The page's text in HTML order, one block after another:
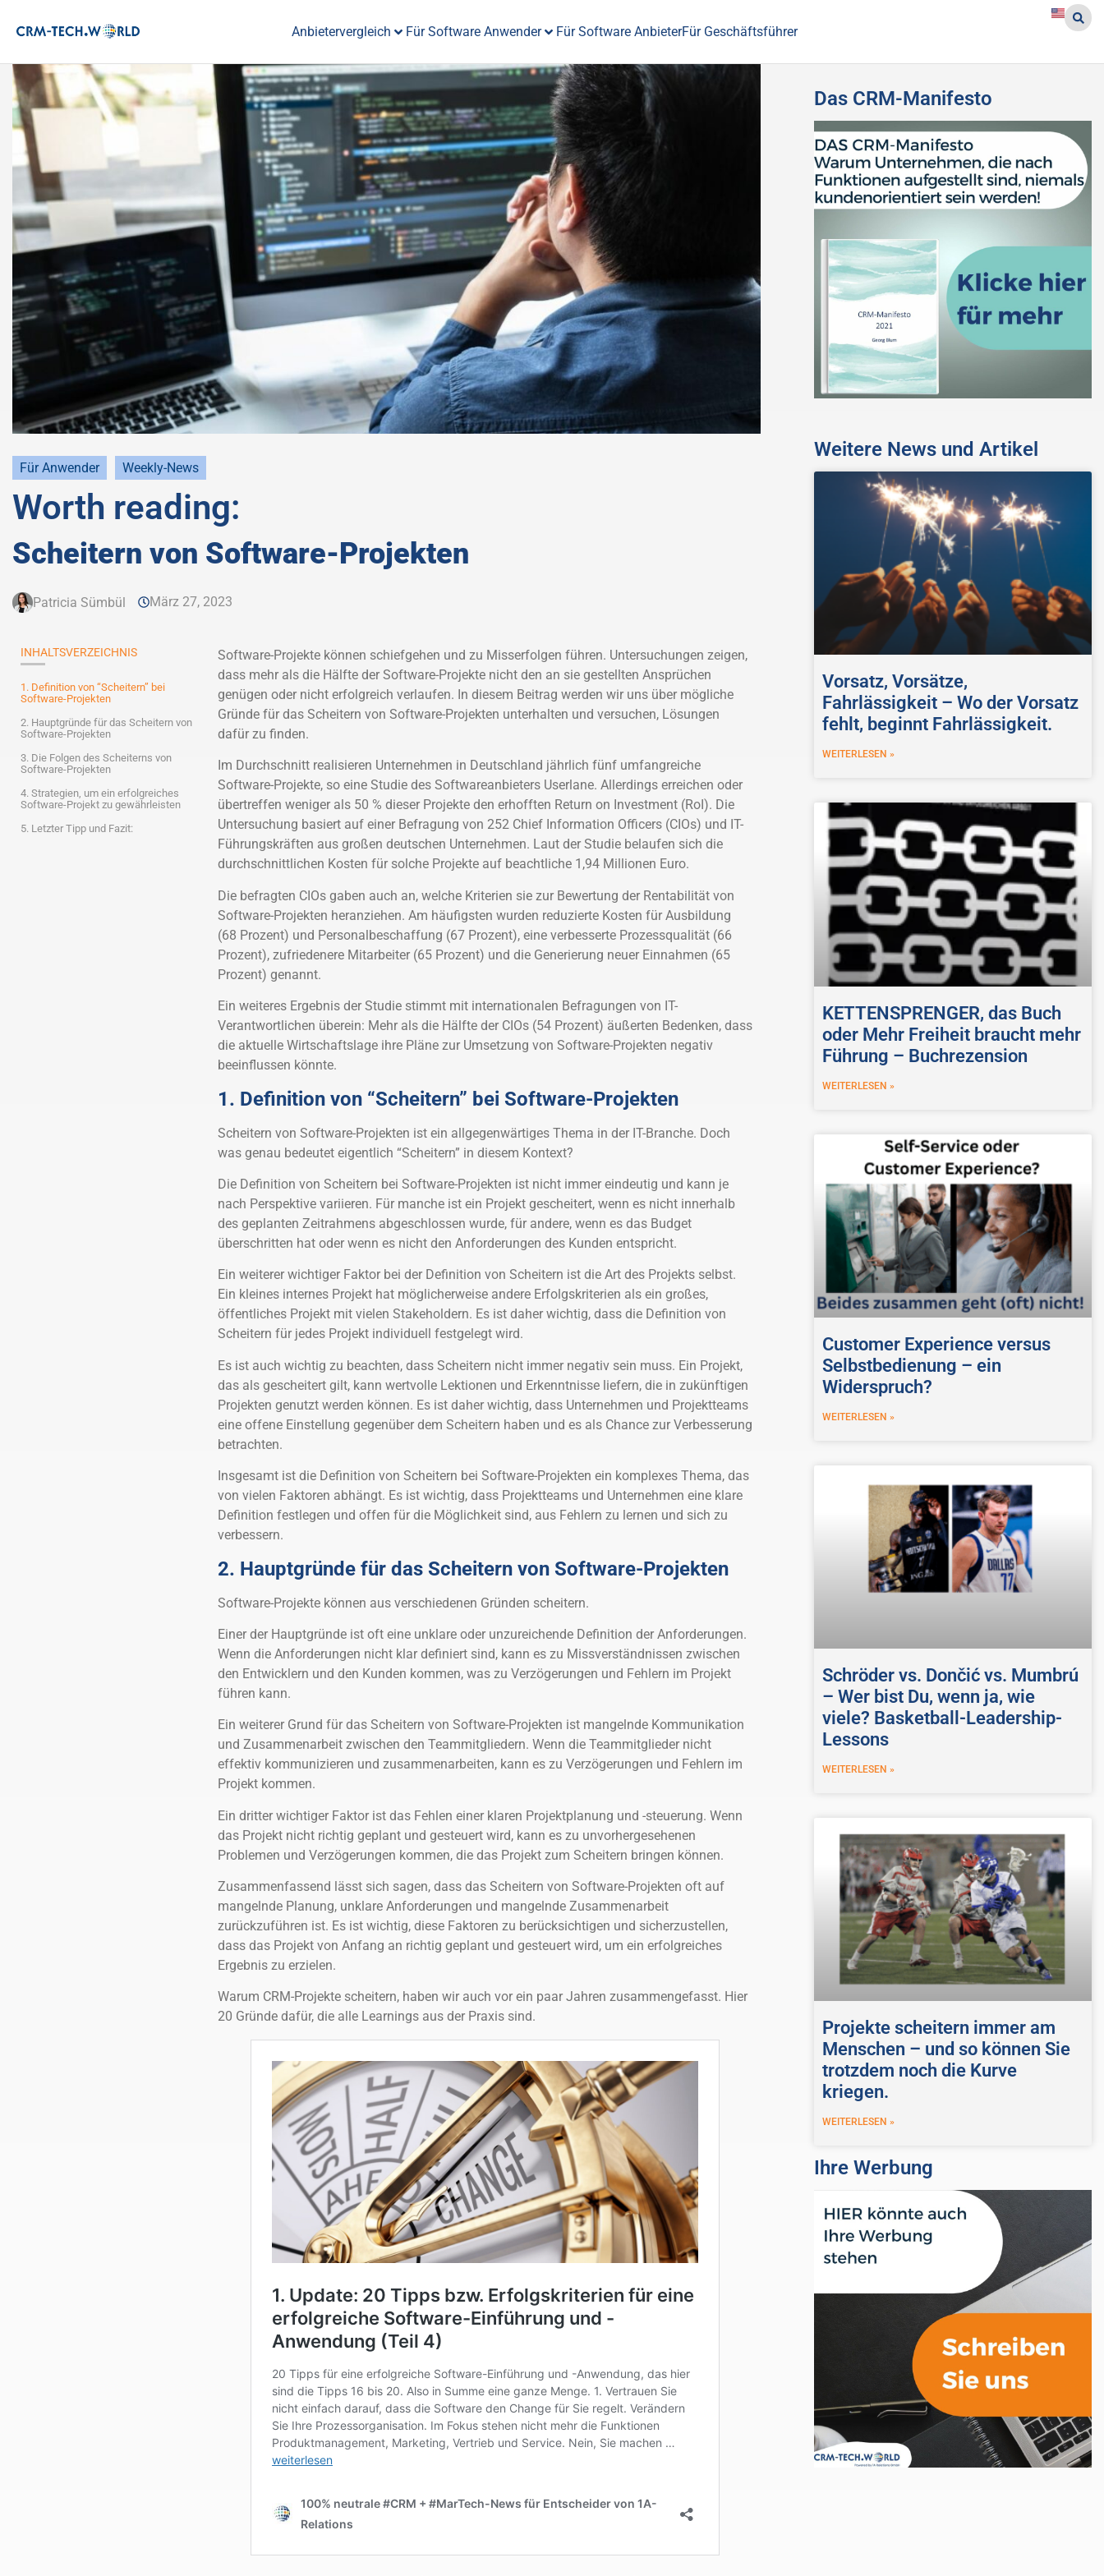
Anbietervergleich Für Software Anwender Für Software AnbieterFür Geschäftsführer
Für Anwender Weekly-News
Worth reading:
Scheitern von Software-Projekten
Patricia Sümbül März 27, 2023
INHALTSVERZEICHNIS
1. Definition von “Scheitern” bei
Software-Projekten
2. Hauptgründe für das Scheitern von
Software-Projekten
3. Die Folgen des Scheiterns von
Software-Projekten
4. Strategien, um ein erfolgreiches
Software-Projekt zu gewährleisten
5. Letzter Tipp und Fazit:
Software-Projekte können schiefgehen und zu Misserfolgen führen. Untersuchungen zeigen,
dass mehr als die Hälfte der Software-Projekte nicht den an sie gestellten Ansprüchen
genügen oder nicht erfolgreich verlaufen. In diesem Beitrag werden wir uns über mögliche
Gründe für das Scheitern von Software-Projekten unterhalten und versuchen, Lösungen
dafür zu finden.
Im Durchschnitt realisieren Unternehmen in Deutschland jährlich fünf umfangreiche
Software-Projekte, so eine Studie des Softwareanbieters Userlane. Allerdings erreichen oder
übertreffen weniger als 50 % dieser Projekte den erhofften Return on Investment (RoI). Die
Untersuchung basiert auf einer Befragung von 252 Chief Information Officers (CIOs) und IT-
Führungskräften aus großen deutschen Unternehmen. Laut der Studie belaufen sich die
durchschnittlichen Kosten für solche Projekte auf beachtliche 1,94 Millionen Euro.
Die befragten CIOs gaben auch an, welche Kriterien sie zur Bewertung der Rentabilität von
Software-Projekten heranziehen. Am häufigsten wurden reduzierte Kosten für Ausbildung
(68 Prozent) und Personalbeschaffung (67 Prozent), eine verbesserte Prozessqualität (66
Prozent), zufriedenere Mitarbeiter (65 Prozent) und die Generierung neuer Einnahmen (65
Prozent) genannt.
Ein weiteres Ergebnis der Studie stimmt mit internationalen Befragungen von IT-
Verantwortlichen überein: Mehr als die Hälfte der CIOs (54 Prozent) äußerten Bedenken, dass
die aktuelle Wirtschaftslage ihre Pläne zur Umsetzung von Software-Projekten negativ
beeinflussen könnte.
1. Definition von “Scheitern” bei Software-Projekten
Scheitern von Software-Projekten ist ein allgegenwärtiges Thema in der IT-Branche. Doch
was genau bedeutet eigentlich “Scheitern” in diesem Kontext?
Die Definition von Scheitern bei Software-Projekten ist nicht immer eindeutig und kann je
nach Perspektive variieren. Für manche ist ein Projekt gescheitert, wenn es nicht innerhalb
des geplanten Zeitrahmens abgeschlossen wurde, für andere, wenn es das Budget
überschritten hat oder wenn es nicht den Anforderungen des Kunden entspricht.
Ein weiterer wichtiger Faktor bei der Definition von Scheitern ist die Art des Projekts selbst.
Ein kleines internes Projekt hat möglicherweise andere Erfolgskriterien als ein großes,
öffentliches Projekt mit vielen Stakeholdern. Es ist daher wichtig, dass die Definition von
Scheitern für jedes Projekt individuell festgelegt wird.
Es ist auch wichtig zu beachten, dass Scheitern nicht immer negativ sein muss. Ein Projekt,
das als gescheitert gilt, kann wertvolle Lektionen und Erkenntnisse liefern, die in zukünftigen
Projekten genutzt werden können. Es ist daher wichtig, dass Unternehmen und Projektteams
eine offene Einstellung gegenüber dem Scheitern haben und es als Chance zur Verbesserung
betrachten.
Insgesamt ist die Definition von Scheitern bei Software-Projekten ein komplexes Thema, das
von vielen Faktoren abhängt. Es ist wichtig, dass Projektteams und Unternehmen eine klare
Definition festlegen und offen für die Möglichkeit sind, aus Fehlern zu lernen und sich zu
verbessern.
2. Hauptgründe für das Scheitern von Software-Projekten
Software-Projekte können aus verschiedenen Gründen scheitern.
Einer der Hauptgründe ist oft eine unklare oder unzureichende Definition der Anforderungen.
Wenn die Anforderungen nicht klar definiert sind, kann es zu Missverständnissen zwischen
den Entwicklern und den Kunden kommen, was zu Verzögerungen und Fehlern im Projekt
führen kann.
Ein weiterer Grund für das Scheitern von Software-Projekten ist mangelnde Kommunikation
und Zusammenarbeit zwischen den Teammitgliedern. Wenn die Teammitglieder nicht
effektiv kommunizieren und zusammenarbeiten, kann es zu Verzögerungen und Fehlern im
Projekt kommen.
Ein dritter wichtiger Faktor ist das Fehlen einer klaren Projektplanung und -steuerung. Wenn
das Projekt nicht richtig geplant und gesteuert wird, kann es zu unvorhergesehenen
Problemen und Verzögerungen kommen, die das Projekt zum Scheitern bringen können.
Zusammenfassend lässt sich sagen, dass das Scheitern von Software-Projekten oft auf
mangelnde Planung, unklare Anforderungen und mangelnde Zusammenarbeit
zurückzuführen ist. Es ist wichtig, diese Faktoren zu berücksichtigen und sicherzustellen,
dass das Projekt von Anfang an richtig geplant und gesteuert wird, um ein erfolgreiches
Ergebnis zu erzielen.
Warum CRM-Projekte scheitern, haben wir auch vor ein paar Jahren zusammengefasst. Hier
20 Gründe dafür, die alle Learnings aus der Praxis sind.
Das CRM-Manifesto
Weitere News und Artikel
Vorsatz, Vorsätze,
Fahrlässigkeit – Wo der Vorsatz
fehlt, beginnt Fahrlässigkeit.
WEITERLESEN »
KETTENSPRENGER, das Buch
oder Mehr Freiheit braucht mehr
Führung – Buchrezension
WEITERLESEN »
Customer Experience versus
Selbstbedienung – ein
Widerspruch?
WEITERLESEN »
Schröder vs. Dončić vs. Mumbrú
– Wer bist Du, wenn ja, wie
viele? Basketball-Leadership-
Lessons
WEITERLESEN »
Projekte scheitern immer am
Menschen – und so können Sie
trotzdem noch die Kurve
kriegen.
WEITERLESEN »
Ihre Werbung